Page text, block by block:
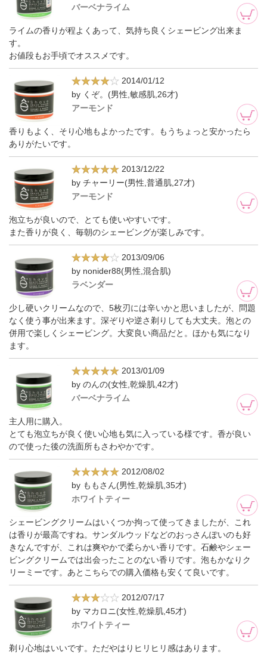
バーベナライム
ライムの香りが程よくあって、気持ち良くシェービング出来ま
す。
お値段もお手頃でオススメです。
2014/01/12
by くぞ。(男性,敏感肌,26才)
アーモンド
香りもよく、そり心地もよかったです。もうちょっと安かったら
ありがたいです。
2013/12/22
by チャーリー(男性,普通肌,27才)
アーモンド
泡立ちが良いので、とても使いやすいです。
また香りが良く、毎朝のシェービングが楽しみです。
2013/09/06
by nonider88(男性,混合肌)
ラベンダー
少し硬いクリームなので、5枚刃には辛いかと思いましたが、問題
なく使う事が出来ます。深ぞりや逆さ剃りしても大丈夫。泡との
併用で楽しくシェービング。大変良い商品だと。ほかも気になり
ます。
2013/01/09
by のんの(女性,乾燥肌,42才)
バーベナライム
主人用に購入。
とても泡立ちが良く使い心地も気に入っている様です。香が良い
ので使った後の洗面所もさわやかです。
2012/08/02
by ももさん(男性,乾燥肌,35才)
ホワイトティー
シェービングクリームはいくつか拘って使ってきましたが、これ
は香りが最高ですね。サンダルウッドなどのおっさんぽいのも好
きなんですが、これは爽やかで柔らかい香りです。石鹸やシェー
ビングクリームでは出会ったことのない香りです。泡もかなりク
リーミーです。あとこちらでの購入価格も安くて良いです。
2012/07/17
by マカロニ(女性,乾燥肌,45才)
ホワイトティー
剃り心地はいいです。ただやはりヒリヒリ感はあります。